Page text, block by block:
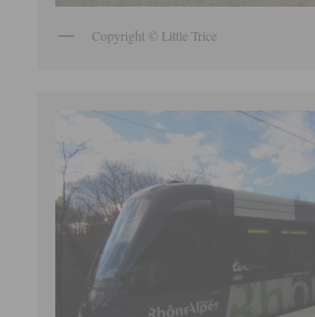
Copyright © Little Trice